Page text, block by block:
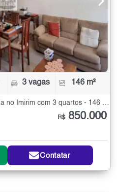
3 vagas 146 m²
Condomínio Fechado à Venda no Imirim com 3 quartos - 146 m²
R$ 850.000
Contatar